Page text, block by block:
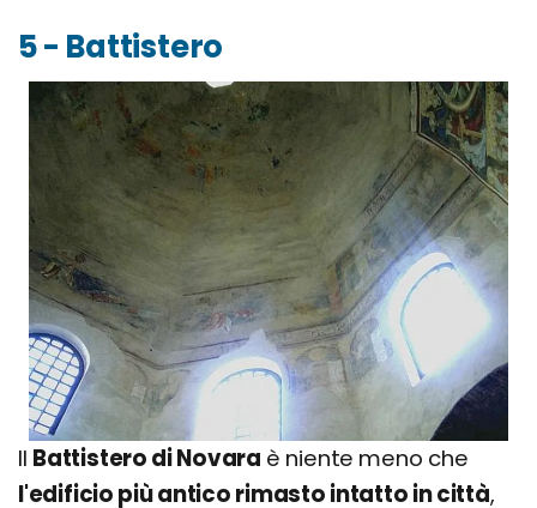
5 - Battistero
Il Battistero di Novara è niente meno che
l'edificio più antico rimasto intatto in città,